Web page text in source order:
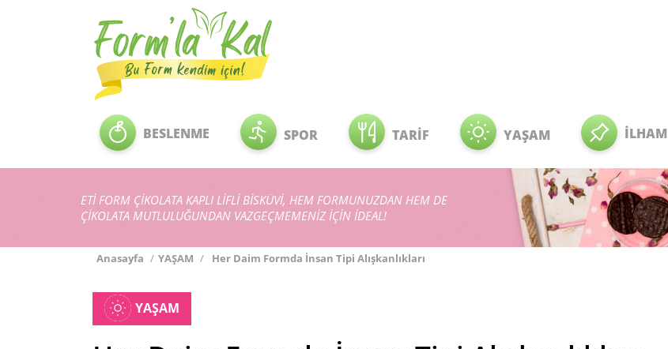
BESLENME SPOR TARİF YAŞAM İLHAM
ETİ FORM ÇİKOLATA KAPLI LİFLİ BİSKÜVİ, HEM FORMUNUZDAN HEM DE
ÇİKOLATA MUTLULUĞUNDAN VAZGEÇMEMENİZ İÇİN İDEAL!
Anasayfa / YAŞAM / Her Daim Formda İnsan Tipi Alışkanlıkları
YAŞAM